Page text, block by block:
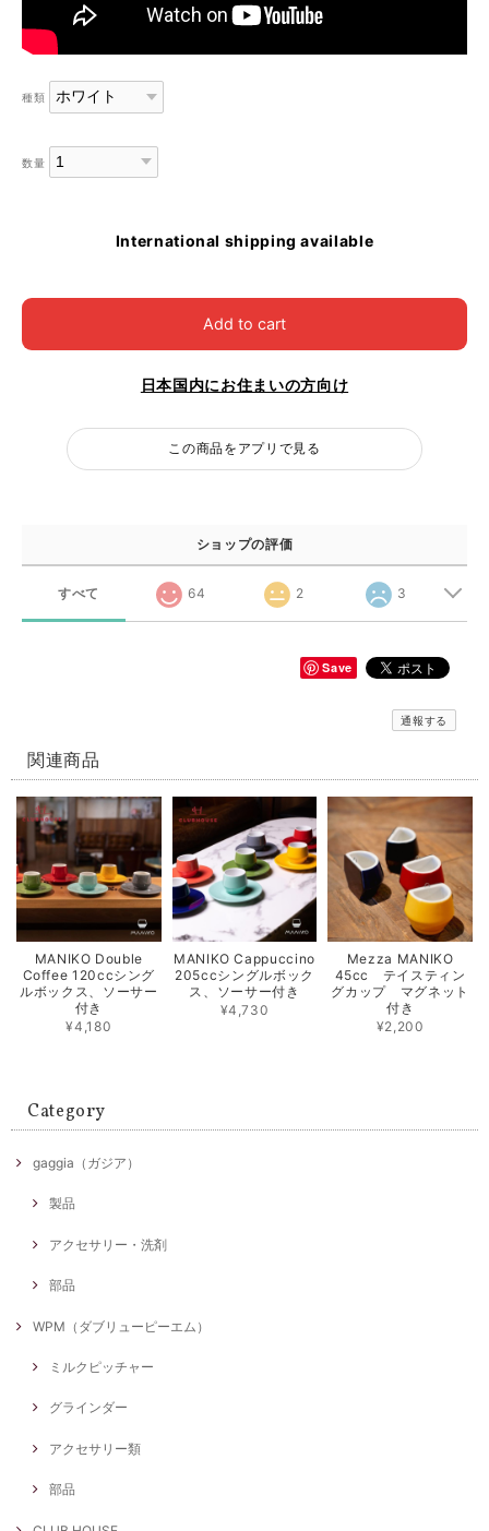
種類
数量
International shipping available
Add to cart
日本国内にお住まいの方向け
この商品をアプリで見る
ショップの評価
すべて 64 2 3
Save
通報する
関連商品
MANIKO Double
Coffee 120ccシング
ルボックス、ソーサー
付き
¥4,180
MANIKO Cappuccino
205ccシングルボック
ス、ソーサー付き
¥4,730
Mezza MANIKO
45cc テイスティン
グカップ マグネット
付き
¥2,200
Category
gaggia（ガジア）
製品
アクセサリー・洗剤
部品
WPM（ダブリューピーエム）
ミルクピッチャー
グラインダー
アクセサリー類
部品